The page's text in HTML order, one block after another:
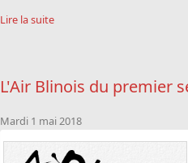
Lire la suite
L'Air Blinois du premier
Mardi 1 mai 2018